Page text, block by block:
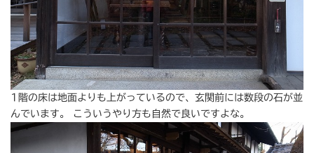
1階の床は地面よりも上がっているので、玄関前には数段の石が並
んでいます。 こういうやり方も自然で良いですよな。